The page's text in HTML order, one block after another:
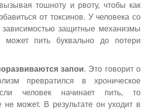
тошноту и рвоту, чтобы как
от токсинов. У человека со
защитные механизмы
может пить буквально до потери
развиваются запои. Это говорит о
превратился в хроническое
человек начинает пить, то
не может. В результате он уходит в